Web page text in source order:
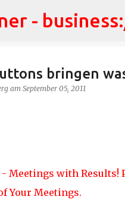
-
bringen
am September 05, 2011
- Meetings with Results!
Your Meetings.